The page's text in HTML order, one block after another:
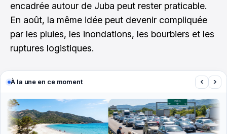
encadrée autour de Juba peut rester praticable.
En août, la même idée peut devenir compliquée
par les pluies, les inondations, les bourbiers et les
ruptures logistiques.
À la une en ce moment ‹ ›